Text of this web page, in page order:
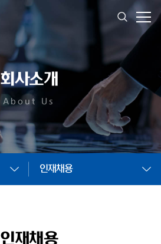
회사소개
About Us
인재채용
인재채용